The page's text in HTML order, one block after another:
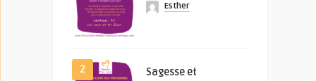
Esther
2
Sagesse et